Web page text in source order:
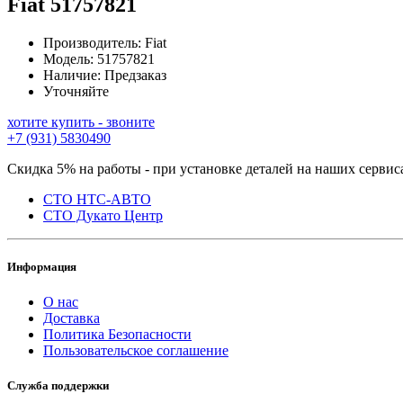
Производитель: Fiat
Модель: 51757821
Наличие: Предзаказ
Уточняйте
хотите купить - звоните
+7 (931) 5830490
Скидка 5% на работы - при установке деталей на наших
СТО НТС-АВТО
СТО Дукато Центр
Информация
О нас
Доставка
Политика Безопасности
Пользовательское соглашение
Служба поддержки